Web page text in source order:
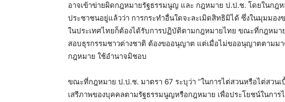
อาจเข้าข่ายผิดกฎหมายรัฐธรรมนูญ และ กฎหมาย ป.ป.ช. โดยในกฎ
ประชาชนอยู่แล้วว่า การกระทำอื่นใดจะละเมิดสิทธิมิได้ ซึ่งในมุมมอ
ในประเทศไทยก็ต้องได้รับการปฏิบัติตามกฎหมายไทย ขณะที่กฎหมา
สอบธุรกรรมชาวต่างชาติ ต้องขออนุญาต แต่เมื่อไม่ขออนุญาตตามมา
กฎหมาย ใช้อำนาจมิชอบ
ขณะที่กฎหมาย ป.ป.ช. มาตรา 67 ระบุว่า “ในการไต่สวนหรือไต่สวนเ
เสรีภาพของบุคคลตามรัฐธรรมนูญหรือกฎหมาย เพื่อประโยชน์ในกา